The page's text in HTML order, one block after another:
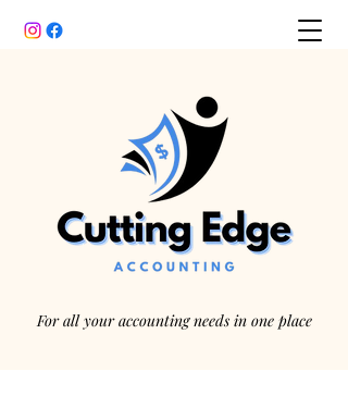
For all your accounting needs in one place